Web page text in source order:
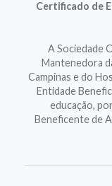
Certificado de
A Sociedade
Mantenedora
Campinas e do
Entidade
educação,
Beneficente de